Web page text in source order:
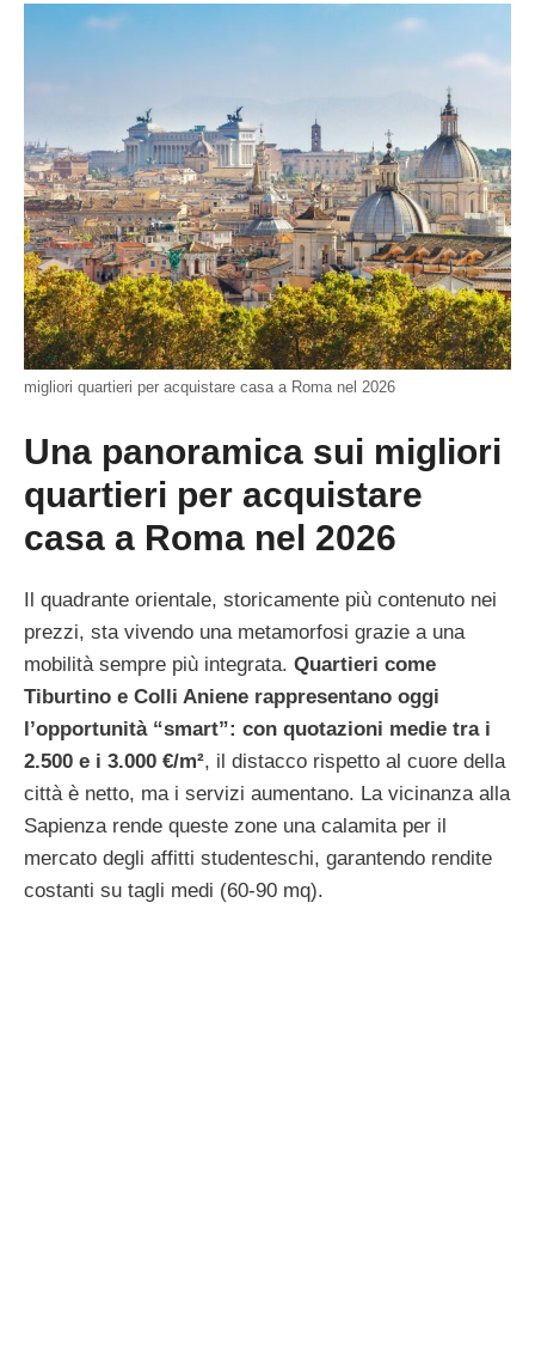
migliori quartieri per acquistare casa a Roma nel 2026
Una panoramica sui migliori
quartieri per acquistare
casa a Roma nel 2026
Il quadrante orientale, storicamente più contenuto nei
prezzi, sta vivendo una metamorfosi grazie a una
mobilità sempre più integrata. Quartieri come
Tiburtino e Colli Aniene rappresentano oggi
l’opportunità “smart”: con quotazioni medie tra i
2.500 e i 3.000 €/m², il distacco rispetto al cuore della
città è netto, ma i servizi aumentano. La vicinanza alla
Sapienza rende queste zone una calamita per il
mercato degli affitti studenteschi, garantendo rendite
costanti su tagli medi (60-90 mq).